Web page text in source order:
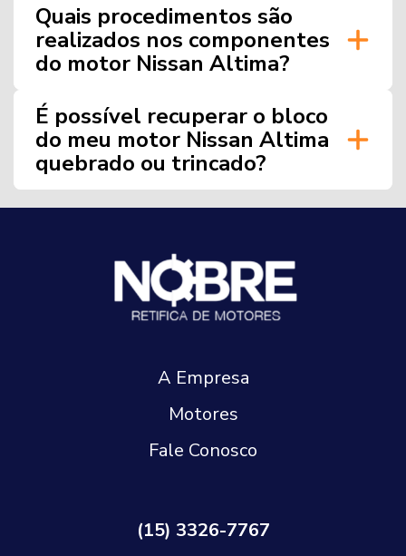
Quais procedimentos são
realizados nos componentes
do motor Nissan Altima?
É possível recuperar o bloco
do meu motor Nissan Altima
quebrado ou trincado?
A Empresa
Motores
Fale Conosco
(15) 3326-7767